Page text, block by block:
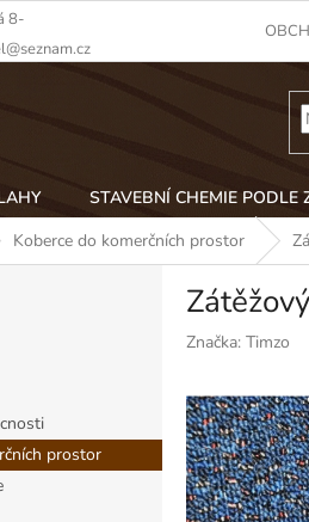
8-
STAVEBNÍ CHEMIE PODLE
Koberce do komerčních prostor
prostor
Značka: Timzo